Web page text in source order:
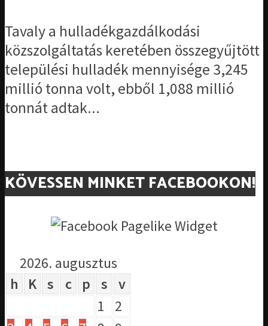
Tavaly a hulladékgazdálkodási
közszolgáltatás keretében összegyűjtött
települési hulladék mennyisége 3,245
millió tonna volt, ebből 1,088 millió
tonnát adtak...
KÖVESSEN MINKET FACEBOOKON!
2026. augusztus
h
K s c p s
v
1
2